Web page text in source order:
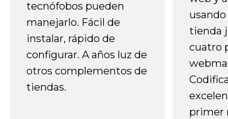
tecnófobos pueden
manejarlo. Fácil de
instalar, rápido de
configurar. A años luz de
otros complementos de
tiendas.
tienda
cuatro
primer